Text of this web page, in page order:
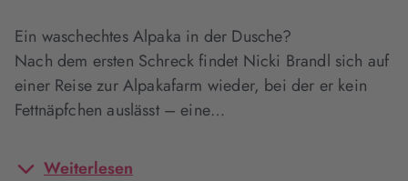
Ein waschechtes Alpaka in der Dusche?
Nach dem ersten Schreck findet Nicki Brandl sich auf
einer Reise zur Alpakafarm wieder, bei der er kein
Fettnäpfchen auslässt – eine…
Weiterlesen